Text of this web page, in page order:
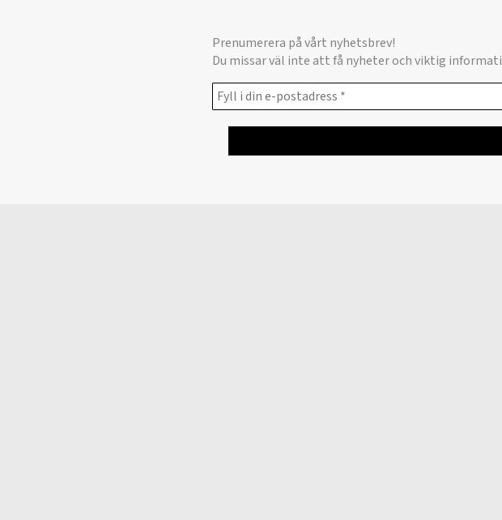
Prenumerera på vårt nyhetsbrev!
Du missar väl inte att få nyheter och viktig